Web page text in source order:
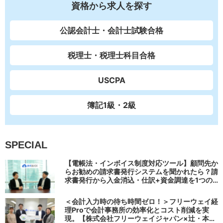
資格から求人を探す
公認会計士・会計士試験合格
税理士・税理士科目合格
USCPA
簿記1級・2級
SPECIAL
【電帳法・インボイス制度対応ツール】顧問先か
らお勧めの請求書発行システムを聞かれたら？請
求書発行から入金消込・仕訳+資金調達を1つの
＜会計入力時の待ち時間ゼロ！＞フリーウェイ経
理Proで会計事務所の効率化とコスト削減を実
現。【株式会社フリーウェイジャパン×辻・本郷